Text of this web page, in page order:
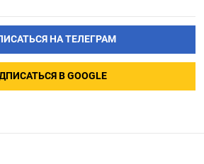
НА ТЕЛЕГРАМ
В GOOGLE